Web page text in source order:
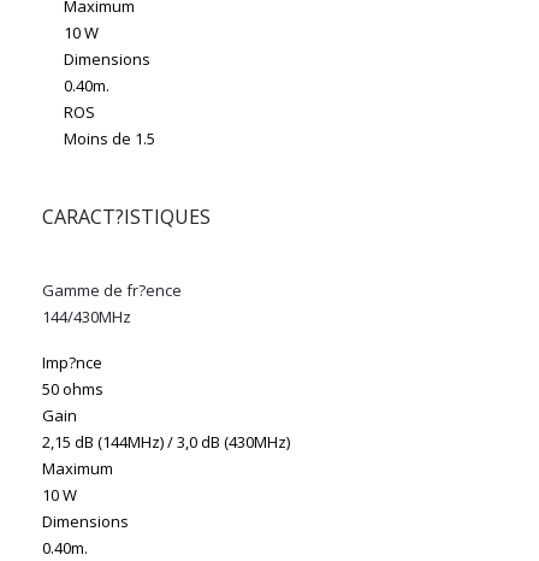
Maximum
10 W
Dimensions
0.40m.
ROS
Moins de 1.5
CARACT?ISTIQUES
Gamme de fr?ence
144/430MHz
Imp?nce
50 ohms
Gain
2,15 dB (144MHz) / 3,0 dB (430MHz)
Maximum
10 W
Dimensions
0.40m.